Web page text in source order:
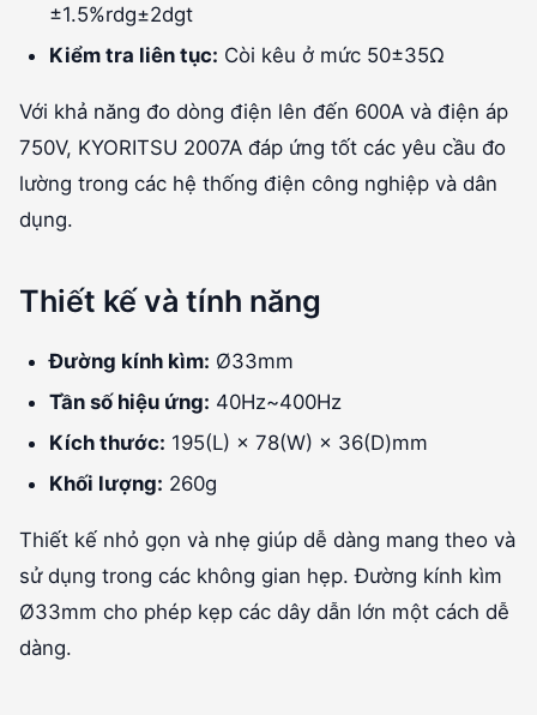
±1.5%rdg±2dgt
Kiểm tra liên tục: Còi kêu ở mức 50±35Ω
Với khả năng đo dòng điện lên đến 600A và điện áp
750V, KYORITSU 2007A đáp ứng tốt các yêu cầu đo
lường trong các hệ thống điện công nghiệp và dân
dụng.
Thiết kế và tính năng
Đường kính kìm: Ø33mm
Tần số hiệu ứng: 40Hz~400Hz
Kích thước: 195(L) × 78(W) × 36(D)mm
Khối lượng: 260g
Thiết kế nhỏ gọn và nhẹ giúp dễ dàng mang theo và
sử dụng trong các không gian hẹp. Đường kính kìm
Ø33mm cho phép kẹp các dây dẫn lớn một cách dễ
dàng.